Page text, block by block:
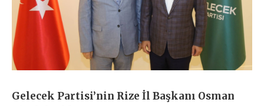
Gelecek Partisi’nin Rize İl Başkanı Osman